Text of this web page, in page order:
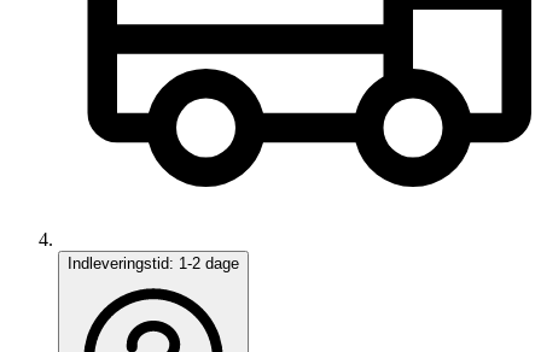
Indleveringstid: 1-2 dage